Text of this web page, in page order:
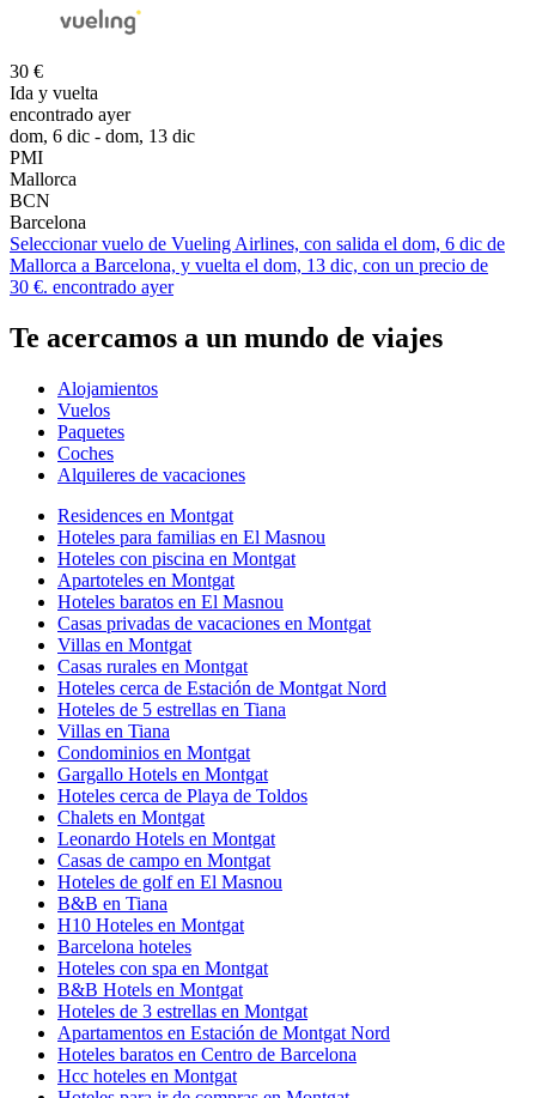
30 €
Ida y vuelta
encontrado ayer
dom, 6 dic - dom, 13 dic
PMI
Mallorca
BCN
Barcelona
Seleccionar vuelo de Vueling Airlines, con salida el dom, 6 dic de
Mallorca a Barcelona, y vuelta el dom, 13 dic, con un precio de
30 €. encontrado ayer
Te acercamos a un mundo de viajes
Alojamientos
Vuelos
Paquetes
Coches
Alquileres de vacaciones
Residences en Montgat
Hoteles para familias en El Masnou
Hoteles con piscina en Montgat
Apartoteles en Montgat
Hoteles baratos en El Masnou
Casas privadas de vacaciones en Montgat
Villas en Montgat
Casas rurales en Montgat
Hoteles cerca de Estación de Montgat Nord
Hoteles de 5 estrellas en Tiana
Villas en Tiana
Condominios en Montgat
Gargallo Hotels en Montgat
Hoteles cerca de Playa de Toldos
Chalets en Montgat
Leonardo Hotels en Montgat
Casas de campo en Montgat
Hoteles de golf en El Masnou
B&B en Tiana
H10 Hoteles en Montgat
Barcelona hoteles
Hoteles con spa en Montgat
B&B Hotels en Montgat
Hoteles de 3 estrellas en Montgat
Apartamentos en Estación de Montgat Nord
Hoteles baratos en Centro de Barcelona
Hcc hoteles en Montgat